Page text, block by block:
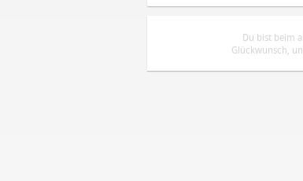
Du bist beim
Glückwunsch,